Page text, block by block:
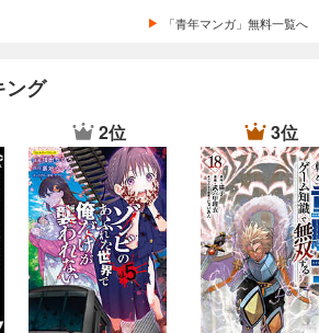
「青年マンガ」無料一覧へ
ング
2位 3位